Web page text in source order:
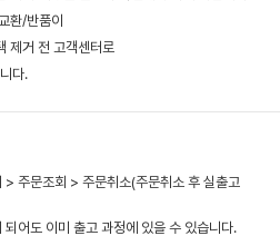
환/반품이
제거 전 고객센터로
다.
> 주문조회 > 주문취소(주문취소 후 실출고
어도 이미 출고 과정에 있을 수 있습니다.